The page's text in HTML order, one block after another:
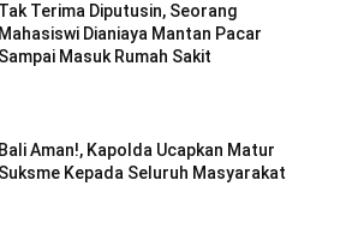
Tak Terima Diputusin, Seorang
Mahasiswi Dianiaya Mantan Pacar
Sampai Masuk Rumah Sakit
Bali Aman!, Kapolda Ucapkan Matur
Suksme Kepada Seluruh Masyarakat